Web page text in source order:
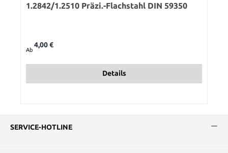
1.2842/1.2510 Präzi.-Flachstahl DIN 59350
Ab
4,00 €
Details
SERVICE-HOTLINE